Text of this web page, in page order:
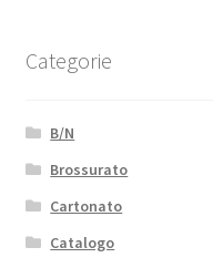
Categorie
B/N
Brossurato
Cartonato
Catalogo